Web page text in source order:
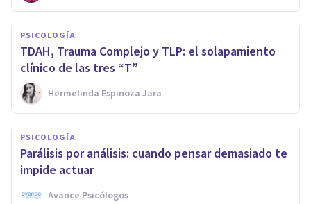
PSICOLOGÍA
TDAH, Trauma Complejo y TLP: el solapamiento
clínico de las tres “T”
Hermelinda Espinoza Jara
PSICOLOGÍA
Parálisis por análisis: cuando pensar demasiado te
impide actuar
Avance Psicólogos